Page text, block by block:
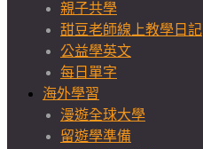
親子共學
甜豆老師線上教學日記
公益學英文
每日單字
海外學習
漫遊全球大學
留遊學準備